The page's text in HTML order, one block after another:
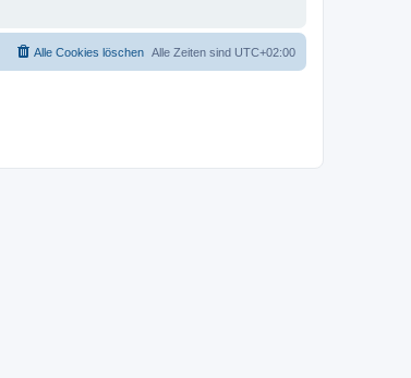
Alle Zeiten sind UTC+02:00
Alle Cookies löschen